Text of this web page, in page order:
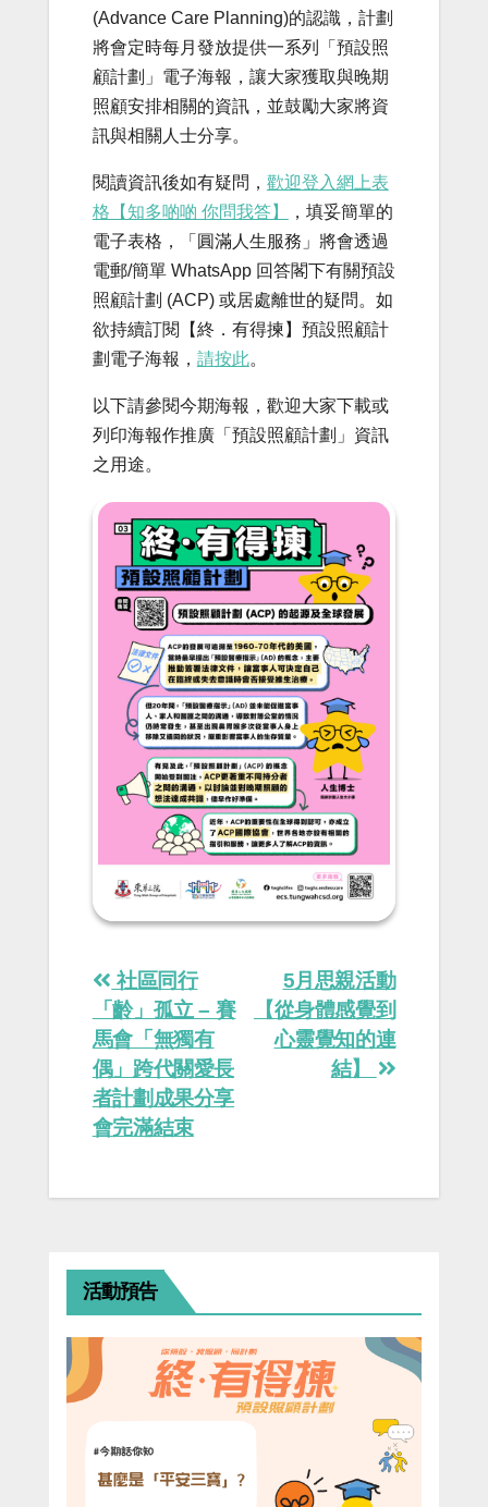
(Advance Care Planning)的認識，計劃
將會定時每月發放提供一系列「預設照
顧計劃」電子海報，讓大家獲取與晚期
照顧安排相關的資訊，並鼓勵大家將資
訊與相關人士分享。
閱讀資訊後如有疑問， 歡迎登入網上表
格【知多啲啲 你問我答】
，填妥簡單的
電子表格，「圓滿人生服務」將會透過
電郵/簡單 WhatsApp 回答閣下有關預設
照顧計劃 (ACP) 或居處離世的疑問。如
欲持續訂閱【終．有得揀】預設照顧計
劃電子海報， 請按此。
以下請參閱今期海報，歡迎大家下載或
列印海報作推廣「預設照顧計劃」資訊
之用途。
Post
navigation
5月思親活動
【從身體感覺到
心靈覺知的連
結】
社區同行
「齡」孤立 – 賽
馬會「無獨有
偶」跨代關愛長
者計劃成果分享
會完滿結束
活動預告